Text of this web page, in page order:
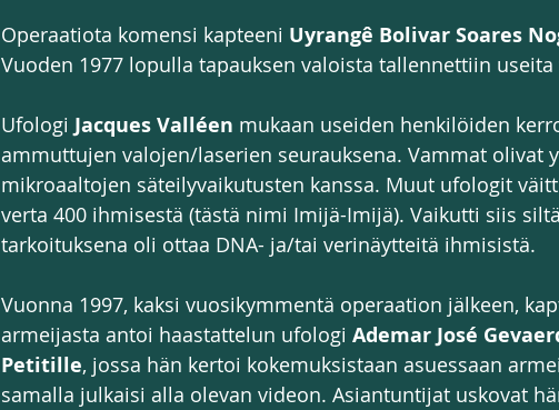
Operaatiota komensi kapteeni Uyrangê Bolivar Soares
Vuoden 1977 lopulla tapauksen valoista tallennettiin useita
Ufologi Jacques Valléen mukaan useiden henkilöiden
ammuttujen valojen/laserien seurauksena. Vammat olivat
mikroaaltojen säteilyvaikutusten kanssa. Muut ufologit
verta 400 ihmisestä (tästä nimi Imijä-Imijä). Vaikutti siis
tarkoituksena oli ottaa DNA- ja/tai verinäytteitä ihmisistä.
Vuonna 1997, kaksi vuosikymmentä operaation jälkeen,
armeijasta antoi haastattelun ufologi Ademar José
Petitille, jossa hän kertoi kokemuksistaan ​​asuessaan
samalla julkaisi alla olevan videon. Asiantuntijat uskovat